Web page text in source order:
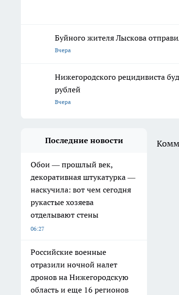
Буйного жителя Лыскова
Вчера
Нижегородского рецидивиста
рублей
Вчера
Последние новости
Обои — прошлый век,
декоративная штукатурка —
наскучила: вот чем сегодня
рукастые хозяева
отделывают стены
06:27
Российские военные
отразили ночной налет
дронов на Нижегородскую
область и еще 16 регионов